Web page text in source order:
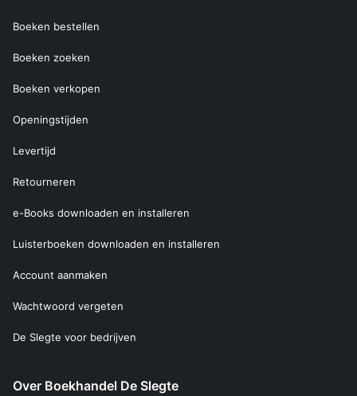
Boeken bestellen
Boeken zoeken
Boeken verkopen
Openingstijden
Levertijd
Retourneren
e-Books downloaden en installeren
Luisterboeken downloaden en installeren
Account aanmaken
Wachtwoord vergeten
De Slegte voor bedrijven
Over Boekhandel De Slegte